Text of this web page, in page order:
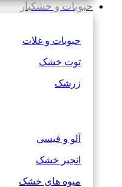
حبوبات و خشکبار
حبوبات و غلات
توت خشک
زرشک
آلو و قیسی
انجیر خشک
میوه های خشک